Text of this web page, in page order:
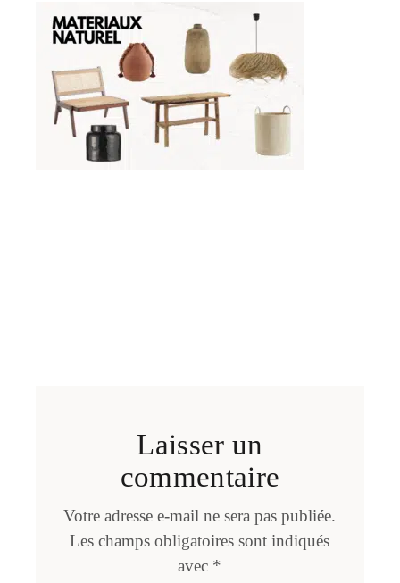
Laisser un
commentaire
Votre adresse e-mail ne sera pas publiée.
Les champs obligatoires sont indiqués
avec *